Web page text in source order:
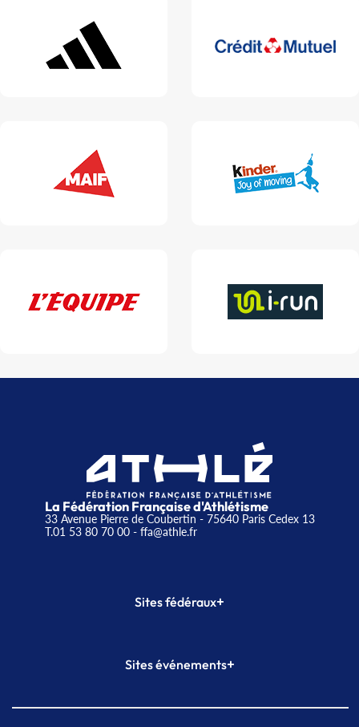
La Fédération Française d'Athlétisme
33 Avenue Pierre de Coubertin - 75640 Paris Cedex 13
T.01 53 80 70 00- ffa@athle.fr
Sites fédéraux+
Plateforme Formation
Sites événements+
Meeting de Paris indoor